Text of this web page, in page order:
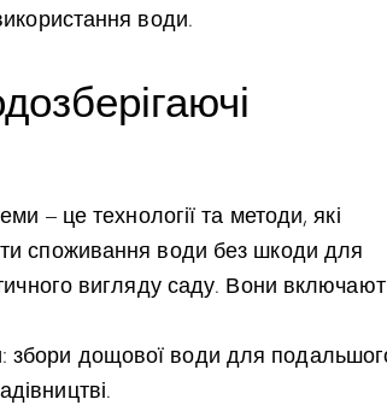
води.
– це технології та методи, які
споживання води без шкоди для
вигляду саду. Вони
: збори дощової води для